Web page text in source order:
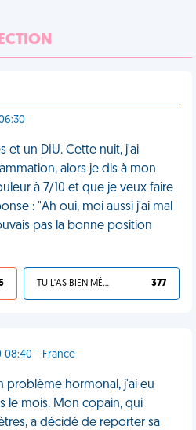
et un DIU. Cette nuit, j'ai
alors je dis à mon
à 7/10 et que je veux faire
: "Ah oui, moi aussi j'ai mal
pas la bonne position
TU L'AS BIEN MÉRITÉ 377
08:40 - France
problème hormonal, j'ai eu
le mois. Mon copain, qui
a décidé de reporter sa